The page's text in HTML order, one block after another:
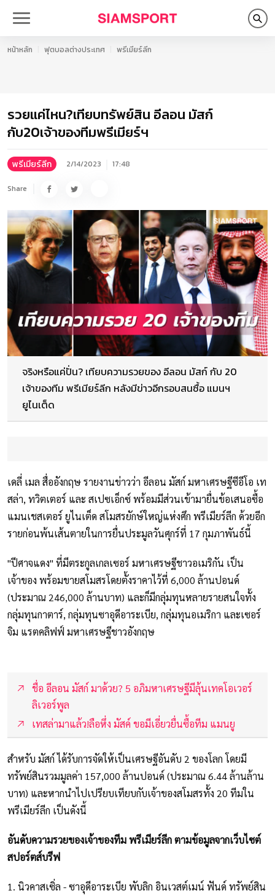
หน้าหลัก ฟุตบอลต่างประเทศ พรีเมียร์ลีก
รวยแค่ไหน?เทียบทรัพย์สิน อีลอน มัสก์
กับ20เจ้าของทีมพรีเมียร์ฯ
พรีเมียร์ลีก 2/14/2023 17:48
Share
จริงหรือแค่ปั่น? เทียบความรวยของ อีลอน มัสก์ กับ 20
เจ้าของทีม พรีเมียร์ลีก หลังมีข่าวอีกรอบสนซื้อ แมนฯ
ยูไนเต็ด
เดลี่ เมล สื่ออังกฤษ รายงานข่าวว่า อีลอน มัสก์ มหาเศรษฐีซีอีโอ เท
สล่า, ทวิตเตอร์ และ สเปซเอ็กซ์ พร้อมมีส่วนเข้ามายื่นข้อเสนอซื้อ
แมนเชสเตอร์ ยูไนเต็ด สโมสรยักษ์ใหญ่แห่งศึก พรีเมียร์ลีก ด้วยอีก
รายก่อนพ้นเส้นตายในการยื่นประมูลวันศุกร์ที่ 17 กุมภาพันธ์นี้
"ปีศาจแดง" ที่มีตระกูลเกลเซอร์ มหาเศรษฐีชาวอเมริกัน เป็น
เจ้าของ พร้อมขายสโมสรโดยตั้งราคาไว้ที่ 6,000 ล้านปอนด์
(ประมาณ 246,000 ล้านบาท) และก็มีกลุ่มทุนหลายรายสนใจทั้ง
กลุ่มทุนกาตาร์, กลุ่มทุนซาอุดีอาระเบีย, กลุ่มทุนอเมริกา และเซอร์
จิม แรตคลิฟฟ์ มหาเศรษฐีชาวอังกฤษ
ชื่อ อีลอน มัสก์ มาด้วย? 5 อภิมหาเศรษฐีมีลุ้นเทคโอเวอร์
ลิเวอร์พูล
เทสล่ามาแล้ว!ลือหึ่ง มัสค์ ขอมีเอี่ยวยื่นซื้อทีม แมนยู
สำหรับ มัสก์ ได้รับการจัดให้เป็นเศรษฐีอันดับ 2 ของโลก โดยมี
ทรัพย์สินรวมมูลค่า 157,000 ล้านปอนด์ (ประมาณ 6.44 ล้านล้าน
บาท) และหากนำไปเปรียบเทียบกับเจ้าของสโมสรทั้ง 20 ทีมใน
พรีเมียร์ลีก เป็นดังนี้
อันดับความรวยของเจ้าของทีม พรีเมียร์ลีก ตามข้อมูลจากเว็บไซต์
สปอร์ตส์บรีฟ
1. นิวคาสเซิ่ล - ซาอุดีอาระเบีย พับลิก อินเวสต์เมน์ ฟันด์ ทรัพย์สิน